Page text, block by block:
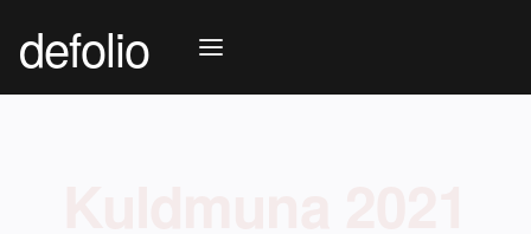
defolio